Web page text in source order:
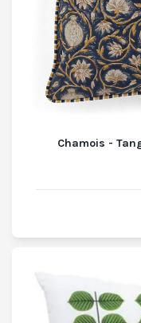
Chamois -